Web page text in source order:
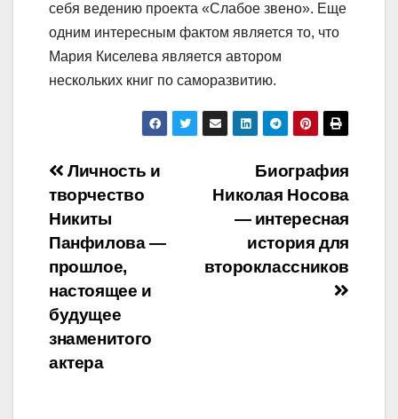
себя ведению проекта «Слабое звено». Еще
одним интересным фактом является то, что
Мария Киселева является автором
нескольких книг по саморазвитию.
Навигация
по
записям
Биография
Николая Носова
— интересная
история для
второклассников
Личность и
творчество
Никиты
Панфилова —
прошлое,
настоящее и
будущее
знаменитого
актера